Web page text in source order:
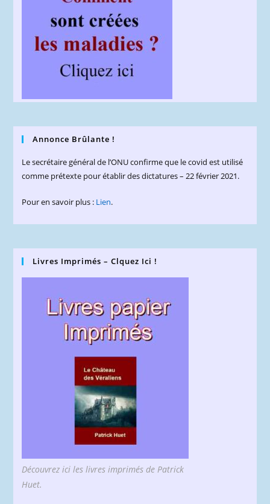
Annonce Brûlante !
Le secrétaire général de l’ONU confirme que le covid est utilisé
comme prétexte pour établir des dictatures – 22 février 2021.
Pour en savoir plus : Lien.
Livres Imprimés – Clquez Ici !
Découvrez ici les livres imprimés de Patrick
Huet.